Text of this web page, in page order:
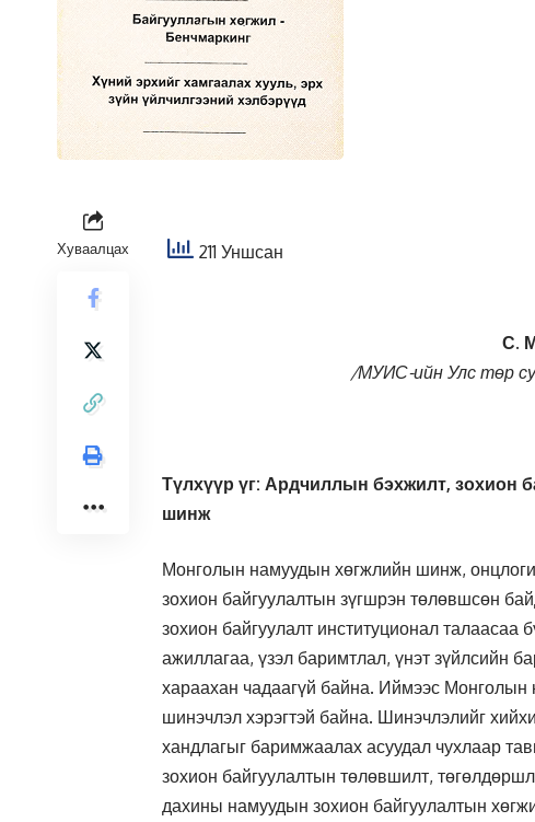
Хуваалцах 211 Уншсан
С.
/МУИС-ийн Улс төр
Түлхүүр үг: Ардчиллын бэхжилт, зохион
шинж
Монголын намуудын хөгжлийн шинж,
зохион байгуулалтын зүгшрэн төлөвшсөн
зохион байгуулалт институционал
ажиллагаа, үзэл баримтлал, үнэт зүйлсийн
хараахан чадаагүй байна. Иймээс
шинэчлэл хэрэгтэй байна. Шинэчлэлийг
хандлагыг баримжаалах асуудал чухлаар
зохион байгуулалтын төлөвшилт,
дахины намуудын зохион байгуулалтын